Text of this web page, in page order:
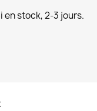
en stock, 2-3 jours.